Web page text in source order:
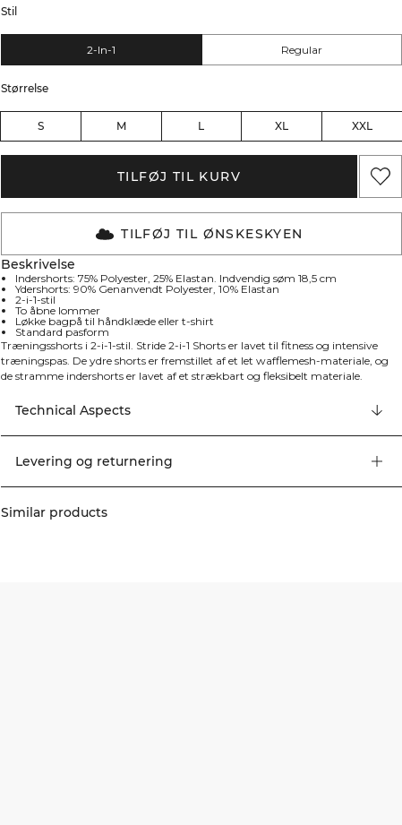
Stil
2-In-1 Regular
Størrelse
S M L XL XXL
TILFØJ TIL KURV
TILFØJ TIL ØNSKESKYEN
Beskrivelse
Indershorts: 75% Polyester, 25% Elastan. Indvendig søm 18,5 cm
Ydershorts: 90% Genanvendt Polyester, 10% Elastan
2-i-1-stil
To åbne lommer
Løkke bagpå til håndklæde eller t-shirt
Standard pasform
Træningsshorts i 2-i-1-stil. Stride 2-i-1 Shorts er lavet til fitness og intensive
træningspas. De ydre shorts er fremstillet af et let wafflemesh-materiale, og
de stramme indershorts er lavet af et strækbart og fleksibelt materiale.
De har to åbne lommer og en skjult lynlåslomme, samt en løkke bagpå til at
fastgøre dit håndklæde eller din t-shirt. Indershorts: 75% Polyester, 25%
Elastan. Indvendig søm 18,5 cm. Ydershorts: 90% Genanvendt Polyester, 10%
Brown: 18,5 cm indershorts. Army: 18,5 cm indershorts.
Technical Aspects
Levering og returnering
Similar products